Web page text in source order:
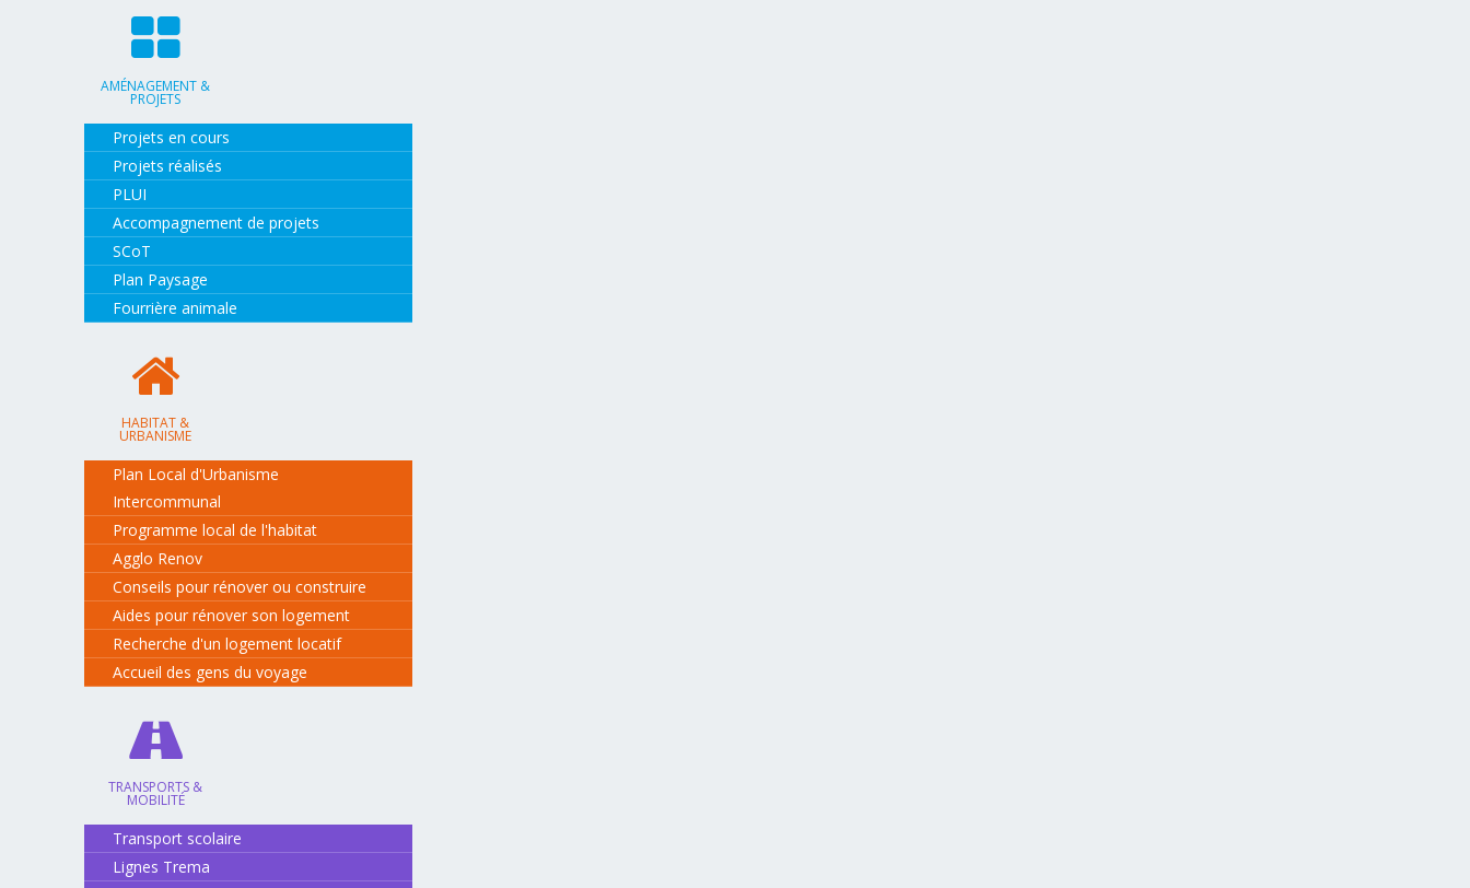
AMÉNAGEMENT &
PROJETS
Projets en cours
Projets réalisés
PLUI
Accompagnement de projets
SCoT
Plan Paysage
Fourrière animale
HABITAT &
URBANISME
Plan Local d'Urbanisme
Intercommunal
Programme local de l'habitat
Agglo Renov
Conseils pour rénover ou construire
Aides pour rénover son logement
Recherche d'un logement locatif
Accueil des gens du voyage
TRANSPORTS &
MOBILITÉ
Transport scolaire
Lignes Trema